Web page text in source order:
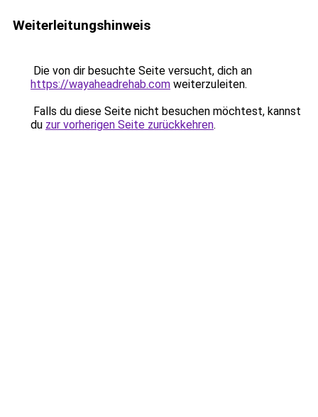
Weiterleitungshinweis
Die von dir besuchte Seite versucht, dich an
https://wayaheadrehab.com weiterzuleiten.
Falls du diese Seite nicht besuchen möchtest, kannst
du zur vorherigen Seite zurückkehren.